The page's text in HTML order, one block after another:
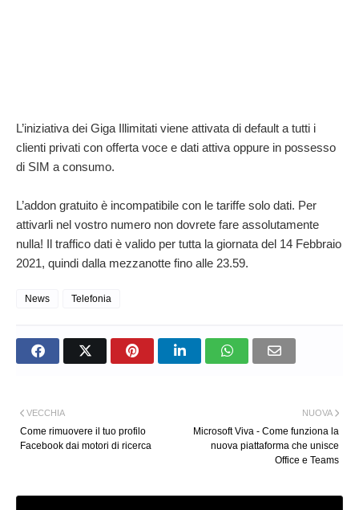
L’iniziativa dei Giga Illimitati viene attivata di default a tutti i
clienti privati con offerta voce e dati attiva oppure in possesso
di SIM a consumo.
L’addon gratuito è incompatibile con le tariffe solo dati. Per
attivarli nel vostro numero non dovrete fare assolutamente
nulla! Il traffico dati è valido per tutta la giornata del 14 Febbraio
2021, quindi dalla mezzanotte fino alle 23.59.
News Telefonia
NUOVA
Microsoft Viva - Come funziona la
nuova piattaforma che unisce
Office e Teams
VECCHIA
Come rimuovere il tuo profilo
Facebook dai motori di ricerca